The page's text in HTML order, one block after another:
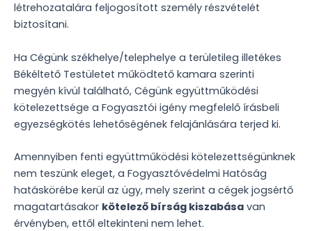
létrehozatalára feljogosított személy részvételét
biztosítani.
Ha Cégünk székhelye/telephelye a területileg illetékes
Békéltető Testületet működtető kamara szerinti
megyén kívül található, Cégünk együttműködési
kötelezettsége a Fogyasztói igény megfelelő írásbeli
egyezségkötés lehetőségének felajánlására terjed ki.
Amennyiben fenti együttműködési kötelezettségünknek
nem teszünk eleget, a Fogyasztóvédelmi Hatóság
hatáskörébe kerül az ügy, mely szerint a cégek jogsértő
magatartásakor kötelező bírság kiszabása van
érvényben, ettől eltekinteni nem lehet.